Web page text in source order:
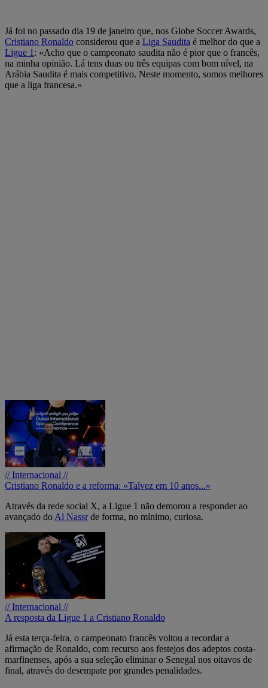
Já foi no passado dia 19 de janeiro que, nos Globe Soccer Awards,
Cristiano Ronaldo considerou que a Liga Saudita é melhor do que a
Ligue 1 : «Acho que o campeonato saudita não é pior que o francês,
na minha opinião. Lá tens duas ou três equipas com bom nível, na
Arábia Saudita é mais competitivo. Neste momento, somos melhores
que a liga francesa.»
// Internacional //
Cristiano Ronaldo e a reforma: «Talvez em 10 anos...»
Através da rede social X, a Ligue 1 não demorou a responder ao
avançado do Al Nassrde forma, no mínimo, curiosa.
// Internacional //
A resposta da Ligue 1 a Cristiano Ronaldo
Já esta terça-feira, o campeonato francês voltou a recordar a
afirmação de Ronaldo, com recurso aos festejos dos adeptos costa-
marfinenses, após a sua seleção eliminar o Senegal nos oitavos de
final, através do desempate por grandes penalidades.